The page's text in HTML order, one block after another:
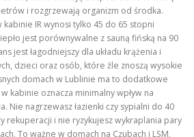
i rozgrzewają organizm od środka.
IR wynosi tylko 45 do 65 stopni
jest porównywalne z sauną fińską na 90
jest łagodniejszy dla układu krążenia i
dzieci oraz osób, które źle znoszą wysokie
domach w Lublinie ma to dodatkowe
kabinie oznacza minimalny wpływ na
Nie nagrzewasz łazienki czy sypialni do 40
rekuperacji i nie ryzykujesz wykraplania pary
To ważne w domach na Czubach i LSM,